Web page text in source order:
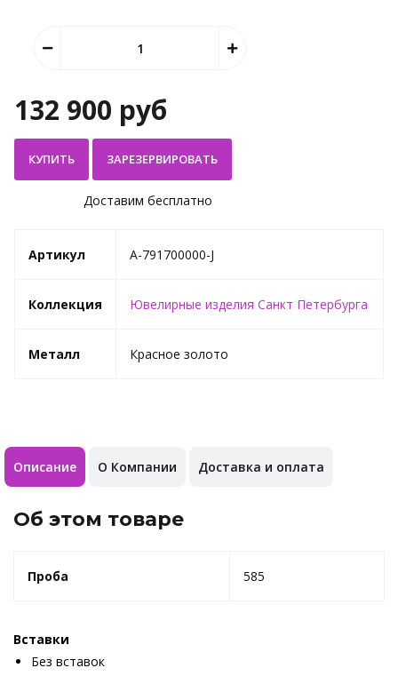
132 900 руб
КУПИТЬ
Доставим бесплатно
Артикул A-791700000-J
Коллекция Ювелирные изделия Санкт Петербурга
Металл Красное золото
Описание О Компании Доставка и оплата
Об этом товаре
Проба 585
Вставки
Без вставок